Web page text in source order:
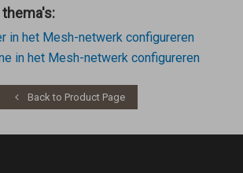
in het Mesh-netwerk configureren
in het Mesh-netwerk configureren
Back to Product Page